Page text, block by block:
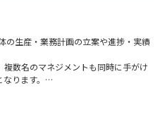
将来的には経営を担うこともできる
の生産・業務計画の立案や進捗・実績
数名のマネジメントも同時に手がけ
ります。
・各種指標管理、人員・労務管理